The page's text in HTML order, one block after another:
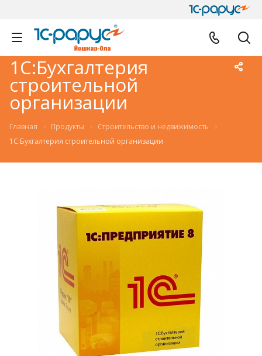
1С:Бухгалтерия
строительной
организации
Главная Продукты
Строительство и недвижимость
1С:Бухгалтерия строительной организации